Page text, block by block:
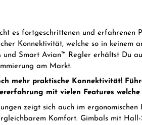
es fortgeschrittenen und
Konnektivität, welche so in
und Smart Avian™ Regler erhältst
am Markt.
mehr praktische Konnektivität!
mit vielen Features
zeigt sich auch im
Komfort. Gimbals mit